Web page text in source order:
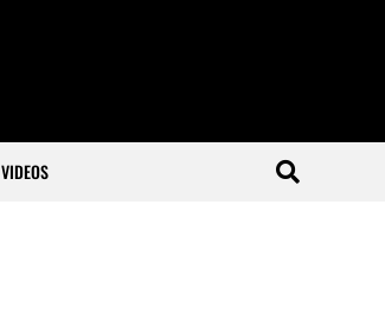
VIDEOS